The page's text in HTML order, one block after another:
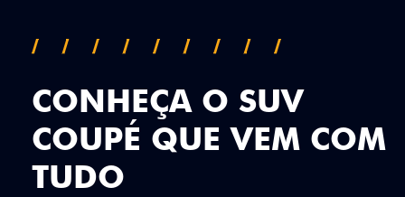
CONHEÇA O SUV
COUPÉ QUE VEM COM
TUDO